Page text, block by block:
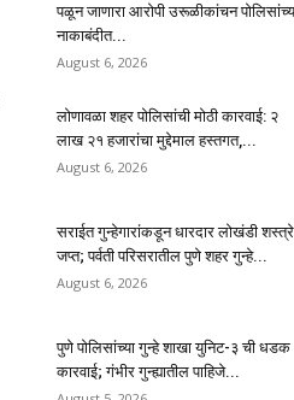
पळून जाणारा आरोपी उरूळीकांचन
नाकाबंदीत...
August 6, 2026
लोणावळा शहर पोलिसांची मोठी कारवाई: २
लाख २१ हजारांचा मुद्देमाल हस्तगत,...
August 6, 2026
सराईत गुन्हेगारांकडून धारदार लोखंडी शस्त्रे
जप्त; पर्वती परिसरातील पुणे शहर गुन्हे...
August 6, 2026
पुणे पोलिसांच्या गुन्हे शाखा युनिट-३ ची धडक
कारवाई; गंभीर गुन्ह्यातील पाहिजे...